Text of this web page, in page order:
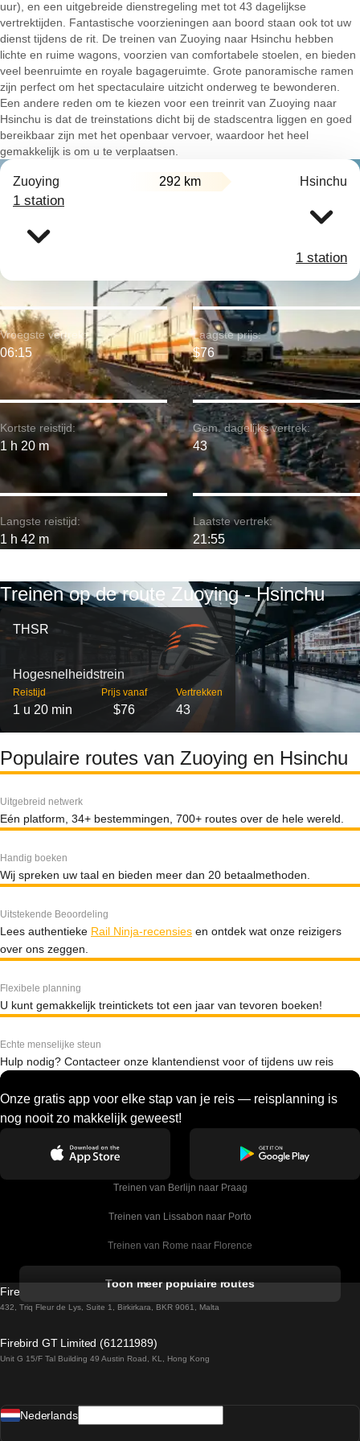
uur), en een uitgebreide dienstregeling met tot 43 dagelijkse
vertrektijden. Fantastische voorzieningen aan boord staan ook tot uw
dienst tijdens de rit. De treinen van Zuoying naar Hsinchu hebben
lichte en ruime wagons, voorzien van comfortabele stoelen, en bieden
veel beenruimte en royale bagageruimte. Grote panoramische ramen
zijn perfect om het spectaculaire uitzicht onderweg te bewonderen.
Een andere reden om te kiezen voor een treinrit van Zuoying naar
Hsinchu is dat de treinstations dicht bij de stadscentra liggen en goed
bereikbaar zijn met het openbaar vervoer, waardoor het heel
gemakkelijk is om u te verplaatsen.
Zuoying 292 km Hsinchu
1 station
1 station
Kortste reistijd:
1 h 20 m
Vroegste vertrek:
06:15
Langste reistijd:
1 h 42 m
Laagste prijs:
$76
Gem. dagelijks vertrek:
43
Laatste vertrek:
21:55
Treinen op de route Zuoying - Hsinchu
THSR
Hogesnelheidstrein
Reistijd
1 u 20 min
Prijs vanaf
$76
Vertrekken
43
Populaire routes van Zuoying en Hsinchu
Uitgebreid netwerk
Eén platform, 34+ bestemmingen, 700+ routes over de hele wereld.
Handig boeken
Wij spreken uw taal en bieden meer dan 20 betaalmethoden.
Uitstekende Beoordeling
Lees authentieke Rail Ninja-recensies en ontdek wat onze reizigers
over ons zeggen.
Flexibele planning
U kunt gemakkelijk treintickets tot een jaar van tevoren boeken!
Echte menselijke steun
Hulp nodig? Contacteer onze klantendienst voor of tijdens uw reis
Onze gratis app voor elke stap van je reis — reisplanning is
nog nooit zo makkelijk geweest!
Treinen van Berlijn naar Praag
Treinen van Lissabon naar Porto
Treinen van Rome naar Florence
Treinen van Sevilla naar Barcelona
Treinen van Praag naar Wenen
Toon meer populaire routes
Firebird GT Limited (OC 1451)
432, Triq Fleur de Lys, Suite 1, Birkirkara, BKR 9061, Malta
Firebird GT Limited (61211989)
Unit G 15/F Tal Building 49 Austin Road, KL, Hong Kong
Nederlands